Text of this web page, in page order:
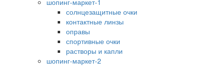
шопинг-маркет-1
солнцезащитные очки
контактные линзы
оправы
спортивные очки
растворы и капли
шопинг-маркет-2